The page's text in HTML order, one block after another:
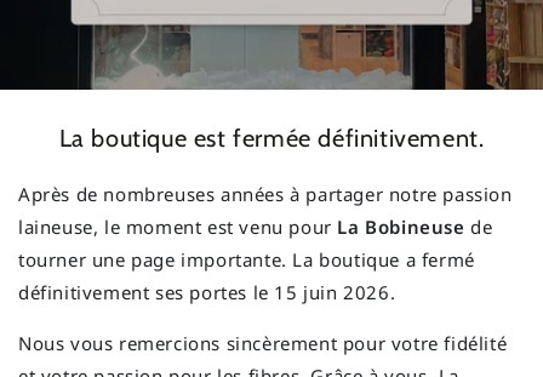
La boutique est fermée définitivement.
Après de nombreuses années à partager notre passion
laineuse, le moment est venu pour La Bobineuse de
tourner une page importante. La boutique a fermé
définitivement ses portes le 15 juin 2026.
Nous vous remercions sincèrement pour votre fidélité